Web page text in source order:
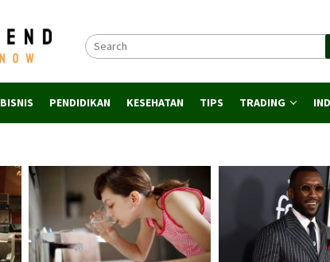
BISNIS PENDIDIKAN KESEHATAN TIPS TRADING